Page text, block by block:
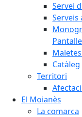
Servei
Serveis
Territori
El Moianès
La comarca